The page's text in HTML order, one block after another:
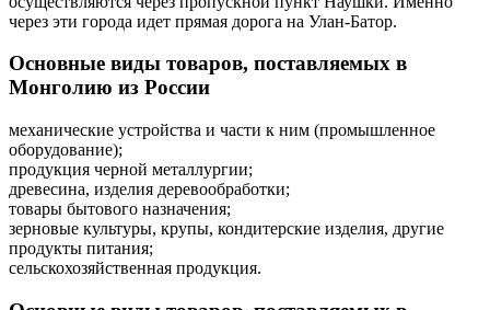
через эти города идет прямая дорога на Улан-Батор.
Основные виды товаров, поставляемых в
Монголию из России
механические устройства и части к ним (промышленное
оборудование);
продукция черной металлургии;
древесина, изделия деревообработки;
товары бытового назначения;
зерновые культуры, крупы, кондитерские изделия, другие
продукты питания;
сельскохозяйственная продукция.